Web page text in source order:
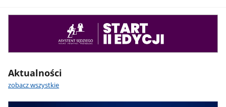
Aktualności
zobacz wszystkie